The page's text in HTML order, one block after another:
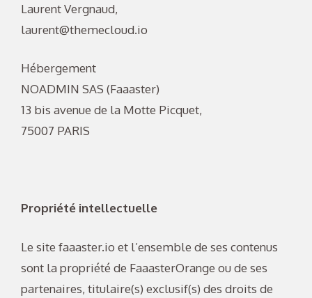
Laurent Vergnaud,
laurent@themecloud.io
Hébergement
NOADMIN SAS (Faaaster)
13 bis avenue de la Motte Picquet,
75007 PARIS
Propriété intellectuelle
Le site faaaster.io et l’ensemble de ses contenus
sont la propriété de FaaasterOrange ou de ses
partenaires, titulaire(s) exclusif(s) des droits de